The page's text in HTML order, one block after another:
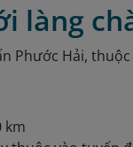
làng
Phước Hải,
km